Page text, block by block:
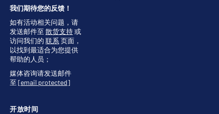
开放时间
我们期待您的反馈！
如有活动相关问题，请
发送邮件至 散货支持或
访问我们的 联系 页面，
以找到最适合为您提供
帮助的人员；
媒体咨询请发送邮件
至 [email protected]